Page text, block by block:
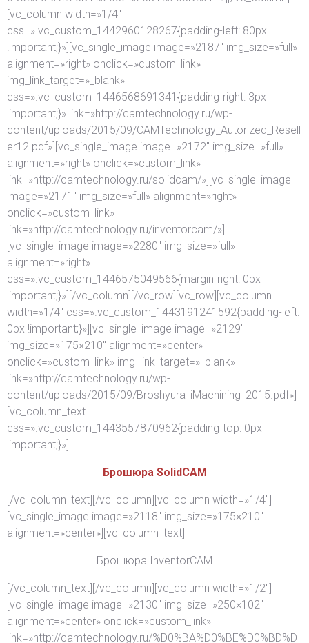
[vc_column width=»1/4″
css=».vc_custom_1442960128267{padding-left: 80px
!important;}»][vc_single_image image=»2187″ img_size=»full»
alignment=»right» onclick=»custom_link»
img_link_target=»_blank»
css=».vc_custom_1446568691341{padding-right: 3px
!important;}» link=»http://camtechnology.ru/wp-
content/uploads/2015/09/CAMTechnology_Autorized_Resell
er12.pdf»][vc_single_image image=»2172″ img_size=»full»
alignment=»right» onclick=»custom_link»
link=»http://camtechnology.ru/solidcam/»][vc_single_image
image=»2171″ img_size=»full» alignment=»right»
onclick=»custom_link»
link=»http://camtechnology.ru/inventorcam/»]
[vc_single_image image=»2280″ img_size=»full»
alignment=»right»
css=».vc_custom_1446575049566{margin-right: 0px
!important;}»][/vc_column][/vc_row][vc_row][vc_column
width=»1/4″ css=».vc_custom_1443191241592{padding-left:
0px !important;}»][vc_single_image image=»2129″
img_size=»175×210″ alignment=»center»
onclick=»custom_link» img_link_target=»_blank»
link=»http://camtechnology.ru/wp-
content/uploads/2015/09/Broshyura_iMachining_2015.pdf»]
[vc_column_text
css=».vc_custom_1443557870962{padding-top: 0px
!important;}»]
Брошюра SolidCAM
[/vc_column_text][/vc_column][vc_column width=»1/4″]
[vc_single_image image=»2118″ img_size=»175×210″
alignment=»center»][vc_column_text]
Брошюра InventorCAM
[/vc_column_text][/vc_column][vc_column width=»1/2″]
[vc_single_image image=»2130″ img_size=»250×102″
alignment=»center» onclick=»custom_link»
link=»http://camtechnology.ru/%D0%BA%D0%BE%D0%BD%D